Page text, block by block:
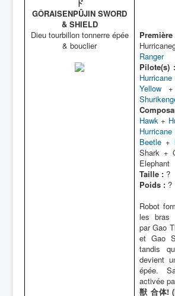
ド
GÔRAISENPÛJIN SWORD
& SHIELD
Dieu tourbillon tonnerre épée
& bouclier
Ranger
Pilote(s) :
Yellow +
Hawk +
Beetle +
Shark +
Elephant
Taille : ?
Poids : ?
Robot
les bras
par Gao
et Gao
tandis
devient
épée.
activée
獣 合体!